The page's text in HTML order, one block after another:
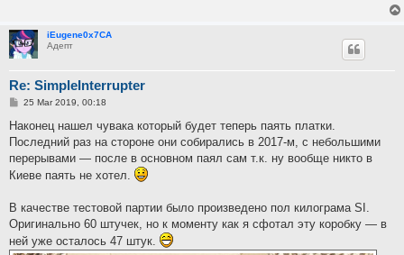
iEugene0x7CA
Адепт
Re: SimpleInterrupter
P
s
25 Mar 2019, 00:18
Наконец нашел чувака который будет теперь паять платки.
Последний раз на стороне они собирались в 2017-м, с небольшими
перерывами — после в основном паял сам т.к. ну вообще никто в
Киеве паять не хотел.
В качестве тестовой партии было произведено пол килограма SI.
Оригинально 60 штучек, но к моменту как я сфотал эту коробку — в
ней уже осталось 47 штук.